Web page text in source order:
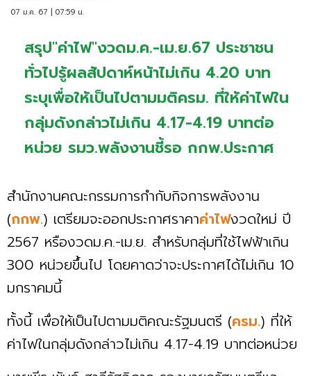
07 ม.ค. 67 | 07:59 น.
สรุป"ค่าไฟ"งวดม.ค.-เม.ย.67 ประชาชน
ทั่วไปรู้ผลสัปดาห์หน้าไม่เกิน 4.20 บาท
ระบุเพื่อให้เป็นไปตามมติครม. ที่ให้ค่าไฟใน
กลุ่มดังกล่าวไม่เกิน 4.17-4.19 บาทต่อ
หน่วย รมว.พลังงานชี้รอ กกพ.ประกาศ
สำนักงานคณะกรรมการกำกับกิจการพลังงาน
(กกพ.) เตรียมจะออกประกาศราคาค่าไฟงวดใหม่ ปี
2567 หรืองวดม.ค.-​เม.ย. สำหรับกลุ่มที่ใช้ไฟฟ้าเกิน
300 หน่วยขึ้นไป โดยคาดว่าจะประกาศได้ไม่เกิน 10
มกราคมนี้
ทั้งนี้ เพื่อให้เป็นไปตามมติคณะรัฐมนตรี (ครม.) ที่ให้
ค่าไฟในกลุ่มดังกล่าวไม่เกิน 4.17-4.19 บาทต่อหน่วย